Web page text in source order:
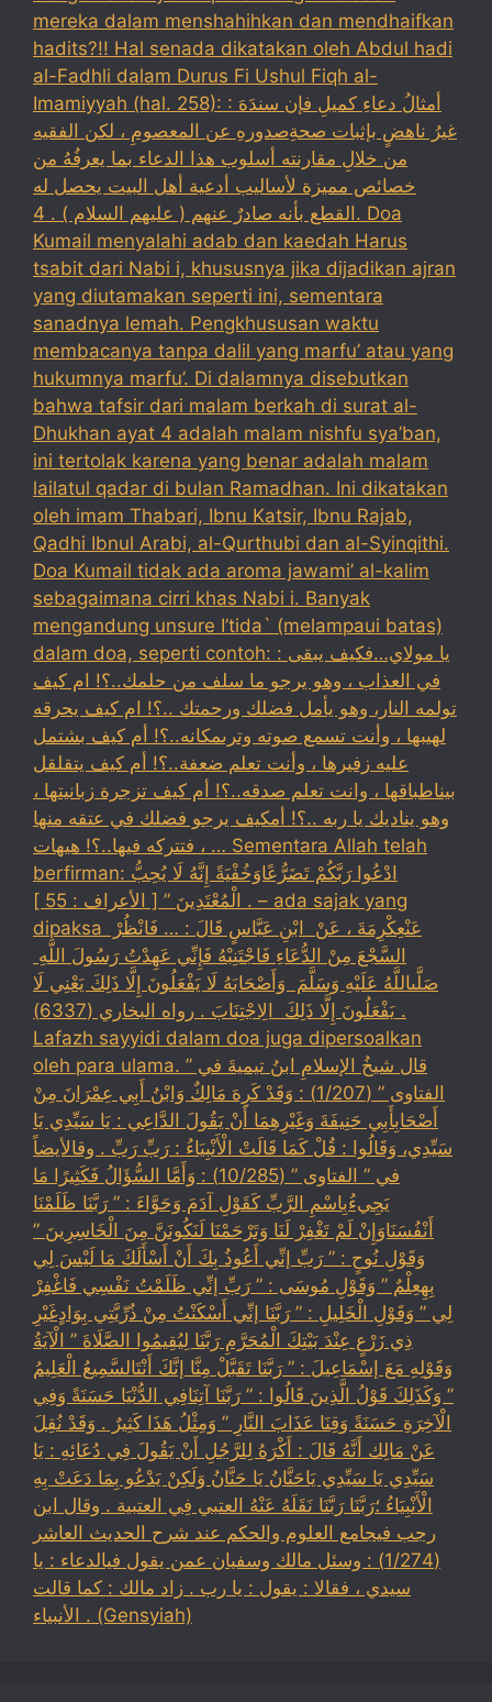
mereka dalam menshahihkan dan mendhaifkan
hadits?!! Hal senada dikatakan oleh Abdul hadi
al-Fadhli dalam Durus Fi Ushul Fiqh al-
Imamiyyah (hal. 258): : أمثالُ دعاءِ كميلِ فإن سندَهَ
غيرُ ناهضٍ بإثبات صحةِصدورهِ عن المعصومِ ، لكن الفقيه
من خلالِ مقارنته أسلوب هذا الدعاء بما يعرفُهُ من
خصائص مميزة لأساليب أدعية أهل البيت يحصل له
القطع بأنه صادرٌ عنهم ( عليهم السلام ) . 4. Doa
Kumail menyalahi adab dan kaedah Harus
tsabit dari Nabi i, khususnya jika dijadikan ajran
yang diutamakan seperti ini, sementara
sanadnya lemah. Pengkhususan waktu
membacanya tanpa dalil yang marfu’ atau yang
hukumnya marfu’. Di dalamnya disebutkan
bahwa tafsir dari malam berkah di surat al-
Dhukhan ayat 4 adalah malam nishfu sya’ban,
ini tertolak karena yang benar adalah malam
lailatul qadar di bulan Ramadhan. Ini dikatakan
oleh imam Thabari, Ibnu Katsir, Ibnu Rajab,
Qadhi Ibnul Arabi, al-Qurthubi dan al-Syinqithi.
Doa Kumail tidak ada aroma jawami’ al-kalim
sebagaimana cirri khas Nabi i. Banyak
mengandung unsure I’tida` (melampaui batas)
dalam doa, seperti contoh: : يا مولاي…فكيف يبقى
في العذاب ، وهو يرجو ما سلف من حلمك..؟! ام كيف
تولمه النار، وهو يأمل فضلك ورحمتك ..؟! ام كيف يحرقه
لهيبها ، وأنت تسمع صوته وترىمكانه..؟! أم كيف بشتمل
عليه زفيرها ، وأنت تعلم ضعفة..؟! أم كيف يتقلقل
بيناطباقها ، وانت تعلم صدقه..؟! أم كيف تزجرة زبانيتها ،
وهو يناديك يا ربه ..؟! أمكيف يرجو فضلك في عتقه منها
، فتتركه فيها..؟! هيهات … Sementara Allah telah
berfirman: ادْعُوا رَبَّكُمْ تَضَرُّعًاوَخُفْيَةً إِنَّهُ لَا يُحِبُّ
الْمُعْتَدِينَ ” [ الأعراف : 55 ] . – ada sajak yang
dipaksa ‏عَنْ‏‏عِكْرِمَةَ ‏، ‏عَنْ ‏ ‏ابْنِ عَبَّاسٍ ‏‏قَالَ : … فَانْظُرْ ‏‏
السَّجْعَ ‏‏مِنْ الدُّعَاءِ فَاجْتَنِبْهُ فَإِنِّي عَهِدْتُ رَسُولَ اللَّهِ ‏
‏صَلَّىاللَّهُ عَلَيْهِ وَسَلَّمَ ‏ ‏وَأَصْحَابَهُ لَا يَفْعَلُونَ إِلَّا ذَلِكَ ‏‏يَعْنِي لَا
يَفْعَلُونَ إِلَّا ذَلِكَ ‏ ‏الِاجْتِنَابَ . رواه البخاري (6337) .
Lafazh sayyidi dalam doa juga dipersoalkan
oleh para ulama. قال شيخُ الإسلامِ ابنُ تيميةَ في ”
الفتاوى ” (1/207) : وَقَدْ كَرِهَ مَالِكٌ وَابْنُ أَبِي عِمْرَانَ مِنْ
أَصْحَابِأَبِي حَنِيفَةَ وَغَيْرِهِمَا أَنْ يَقُولَ الدَّاعِي : يَا سَيِّدِي يَا
سَيِّدِي، وَقَالُوا : قُلْ كَمَا قَالَتْ الْأَنْبِيَاءُ : رَبِّ رَبِّ . وقالأيضاً
في ” الفتاوى ” (10/285) : وَأَمَّا السُّؤَالُ فَكَثِيرًا مَا
يَجِيءُبِاسْمِ الرَّبِّ كَقَوْلِ آدَمَ وَحَوَّاءَ : ” رَبَّنَا ظَلَمْنَا
أَنْفُسَنَاوَإِنْ لَمْ تَغْفِرْ لَنَا وَتَرْحَمْنَا لَنَكُونَنَّ مِنَ الْخَاسِرِينَ ”
وَقَوْلِ نُوحٍ : ” رَبِّ إنِّي أَعُوذُ بِكَ أَنْ أَسْأَلَكَ مَا لَيْسَ لِي
بِهِعِلْمٌ ” وَقَوْلِ مُوسَى : ” رَبِّ إنِّي ظَلَمْتُ نَفْسِي فَاغْفِرْ
لِي ” وَقَوْلِ الْخَلِيلِ : ” رَبَّنَا إنِّي أَسْكَنْتُ مِنْ ذُرِّيَّتِي بِوَادٍغَيْرِ
ذِي زَرْعٍ عِنْدَ بَيْتِكَ الْمُحَرَّمِ رَبَّنَا لِيُقِيمُوا الصَّلَاةَ ” الْآيَةُ
وَقَوْلِهِ مَعَ إسْمَاعِيلَ : ” رَبَّنَا تَقَبَّلْ مِنَّا إنَّكَ أَنْتَالسَّمِيعُ الْعَلِيمُ
” وَكَذَلِكَ قَوْلُ الَّذِينَ قَالُوا : ” رَبَّنَا آتِنَافِي الدُّنْيَا حَسَنَةً وَفِي
الْآخِرَةِ حَسَنَةً وَقِنَا عَذَابَ النَّارِ ” وَمِثْلُ هَذَا كَثِيرٌ . وَقَدْ نُقِلَ
عَنْ مَالِك أَنَّهُ قَالَ : أَكْرَهُ لِلرَّجُلِ أَنْ يَقُولَ فِي دُعَائِهِ : يَا
سَيِّدِي يَا سَيِّدِي يَاحَنَّانُ يَا حَنَّانُ وَلَكِنْ يَدْعُو بِمَا دَعَتْ بِهِ
الْأَنْبِيَاءُ ؛رَبَّنَا رَبَّنَا نَقَلَهُ عَنْهُ العتبي فِي العتبية . وقال ابن
رجب فيجامع العلوم والحكم عند شرح الحديث العاشر
(1/274) : وسئل مالك وسفيان عمن يقول فيالدعاء : يا
سيدي ، فقالا : يقول : يا رب . زاد مالك : كما قالت
الأنبياء . (Gensyiah)